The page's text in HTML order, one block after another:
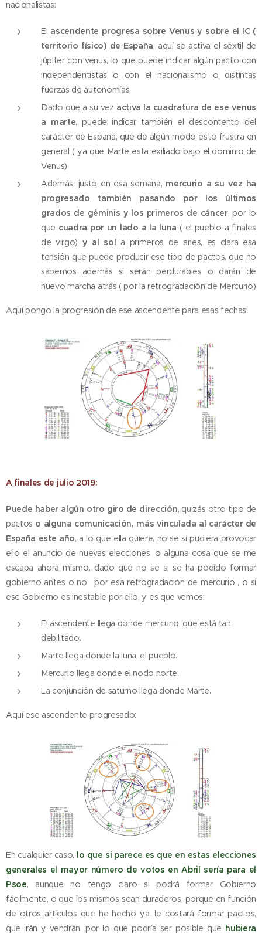
nacionalistas:
El ascendente progresa sobre Venus y sobre el IC (
territorio físico) de España, aquí se activa el sextil de
júpiter con venus, lo que puede indicar algún pacto con
independentistas o con el nacionalismo o distintas
fuerzas de autonomías.
Dado que a su vez activa la cuadratura de ese venus
a marte, puede indicar también el descontento del
carácter de España, que de algún modo esto frustra en
general ( ya que Marte esta exiliado bajo el dominio de
Venus)
Además, justo en esa semana, mercurio a su vez ha
progresado también pasando por los últimos
grados de géminis y los primeros de cáncer, por lo
que cuadra por un lado a la luna ( el pueblo a finales
de virgo) y al sol a primeros de aries, es clara esa
tensión que puede producir ese tipo de pactos, que no
sabemos además si serán perdurables o darán de
nuevo marcha atrás ( por la retrogradación de Mercurio)
Aquí pongo la progresión de ese ascendente para esas fechas:
A finales de julio 2019:
Puede haber algún otro giro de dirección, quizás otro tipo de
pactos o alguna comunicación, más vinculada al carácter de
España este año, a lo que ella quiere, no se si pudiera provocar
ello el anuncio de nuevas elecciones, o alguna cosa que se me
escapa ahora mismo, dado que no se si se ha podido formar
gobierno antes o no, por esa retrogradación de mercurio , o si
ese Gobierno es inestable por ello, y es que vemos:
El ascendente llega donde mercurio, que está tan
debilitado.
Marte llega donde la luna, el pueblo.
Mercurio llega donde el nodo norte.
La conjunción de saturno llega donde Marte.
Aquí ese ascendente progresado:
En cualquier caso, lo que si parece es que en estas elecciones
generales el mayor número de votos en Abril sería para el
Psoe, aunque no tengo claro si podrá formar Gobierno
fácilmente, o que los mismos sean duraderos, porque en función
de otros artículos que he hecho ya, le costará formar pactos,
que irán y vendrán, por lo que podría ser posible que hubiera